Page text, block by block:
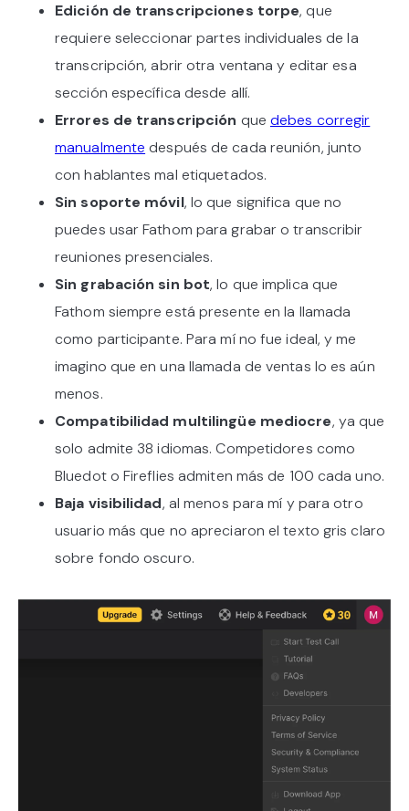
Edición de transcripciones torpe, que
requiere seleccionar partes individuales de la
transcripción, abrir otra ventana y editar esa
sección específica desde allí.
Errores de transcripción que debes corregir
manualmente después de cada reunión, junto
con hablantes mal etiquetados.
Sin soporte móvil, lo que significa que no
puedes usar Fathom para grabar o transcribir
reuniones presenciales.
Sin grabación sin bot, lo que implica que
Fathom siempre está presente en la llamada
como participante. Para mí no fue ideal, y me
imagino que en una llamada de ventas lo es aún
menos.
Compatibilidad multilingüe mediocre, ya que
solo admite 38 idiomas. Competidores como
Bluedot o Fireflies admiten más de 100 cada uno.
Baja visibilidad, al menos para mí y para otro
usuario más que no apreciaron el texto gris claro
sobre fondo oscuro.